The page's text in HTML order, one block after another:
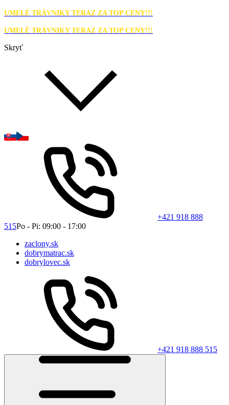
UMELÉ TRÁVNIKY TERAZ ZA TOP CENY!!!
UMELÉ TRÁVNIKY TERAZ ZA TOP CENY!!!
Skryť
+421 918 888
515Po - Pi: 09:00 - 17:00
zaclony.sk
dobrymatrac.sk
dobrylovec.sk
+421 918 888 515